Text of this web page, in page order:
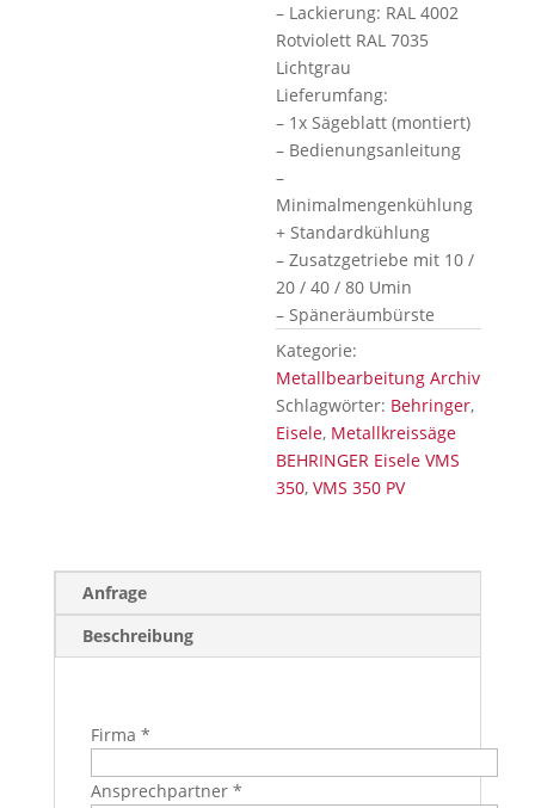
– Lackierung: RAL 4002
Rotviolett RAL 7035
Lichtgrau
Lieferumfang:
– 1x Sägeblatt (montiert)
– Bedienungsanleitung
–
Minimalmengenkühlung
+ Standardkühlung
– Zusatzgetriebe mit 10 /
20 / 40 / 80 Umin
– Späneräumbürste
Kategorie:
Metallbearbeitung Archiv
Schlagwörter: Behringer,
Eisele, Metallkreissäge
BEHRINGER Eisele VMS
350,VMS 350 PV
Anfrage
Beschreibung
Firma *
Ansprechpartner *